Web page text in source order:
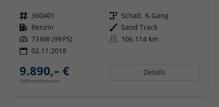
Fahrzeugnr. 360401 Getriebe Schalt. 6-Gang
Kraftstoff Benzin Außenfarbe Sand Track
Leistung 73 kW (99 PS) Kilometerstand 106.114 km
02.11.2018
9.890,– €
Differenzbesteuert
Details